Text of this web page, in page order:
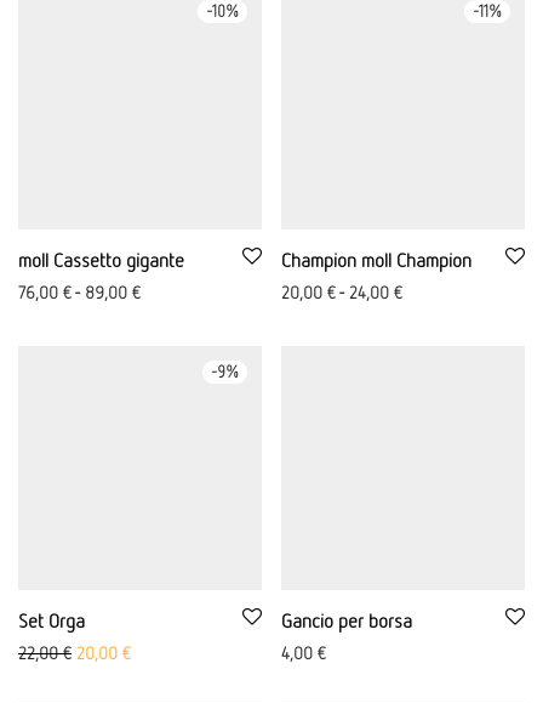
-10%
moll Cassetto gigante
76,00 €- 89,00 €
-11%
Champion moll Champion
20,00 €- 24,00 €
-9%
Set Orga
22,00€ Prezzo originale: 22,00 €
20,00 €Il prezzo attuale è di 20,00 €.
Gancio per borsa
4,00 €